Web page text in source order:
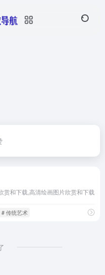
赏和下载,高清绘画图片欣赏和下载
# 传统艺术